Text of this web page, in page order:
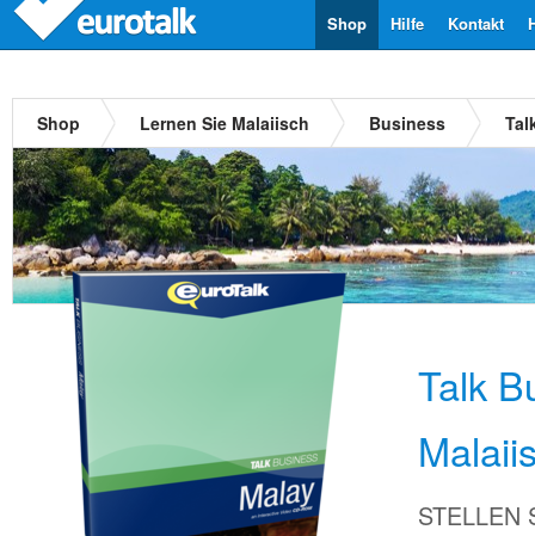
Kontakt
Hilfe
Shop
Shop Lernen Sie Malaiisch Business
Talk
STELLEN